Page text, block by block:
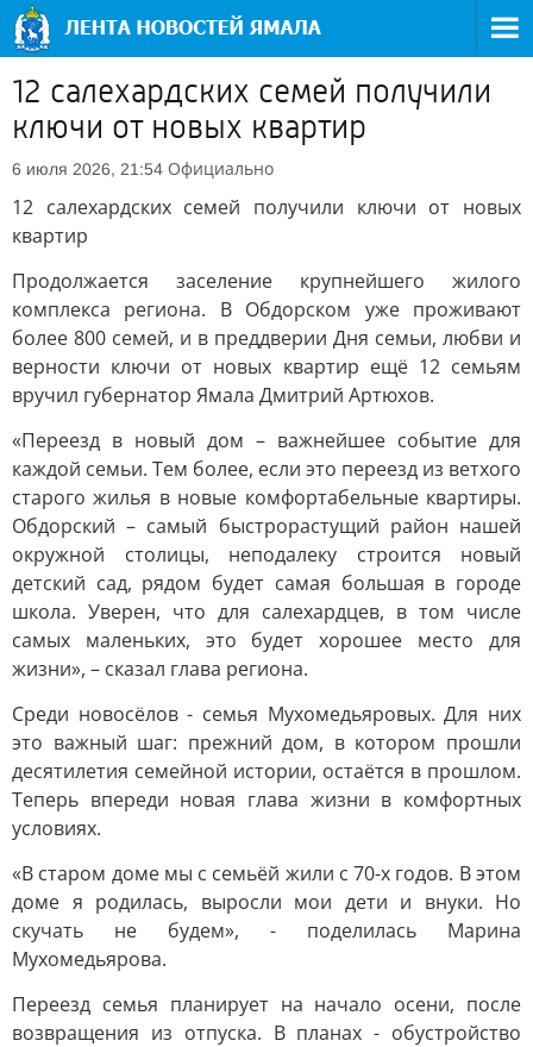
12 салехардских семей получили
ключи от новых квартир
6 июля 2026, 21:54 Официально
12 салехардских семей получили ключи от новых
квартир
Продолжается заселение крупнейшего жилого
комплекса региона. В Обдорском уже проживают
более 800 семей, и в преддверии Дня семьи, любви и
верности ключи от новых квартир ещё 12 семьям
вручил губернатор Ямала Дмитрий Артюхов.
«Переезд в новый дом – важнейшее событие для
каждой семьи. Тем более, если это переезд из ветхого
старого жилья в новые комфортабельные квартиры.
Обдорский – самый быстрорастущий район нашей
окружной столицы, неподалеку строится новый
детский сад, рядом будет самая большая в городе
школа. Уверен, что для салехардцев, в том числе
самых маленьких, это будет хорошее место для
жизни», – сказал глава региона.
Среди новосёлов - семья Мухомедьяровых. Для них
это важный шаг: прежний дом, в котором прошли
десятилетия семейной истории, остаётся в прошлом.
Теперь впереди новая глава жизни в комфортных
условиях.
«В старом доме мы с семьёй жили с 70-х годов. В этом
доме я родилась, выросли мои дети и внуки. Но
скучать не будем», - поделилась Марина
Мухомедьярова.
Переезд семья планирует на начало осени, после
возвращения из отпуска. В планах - обустройство